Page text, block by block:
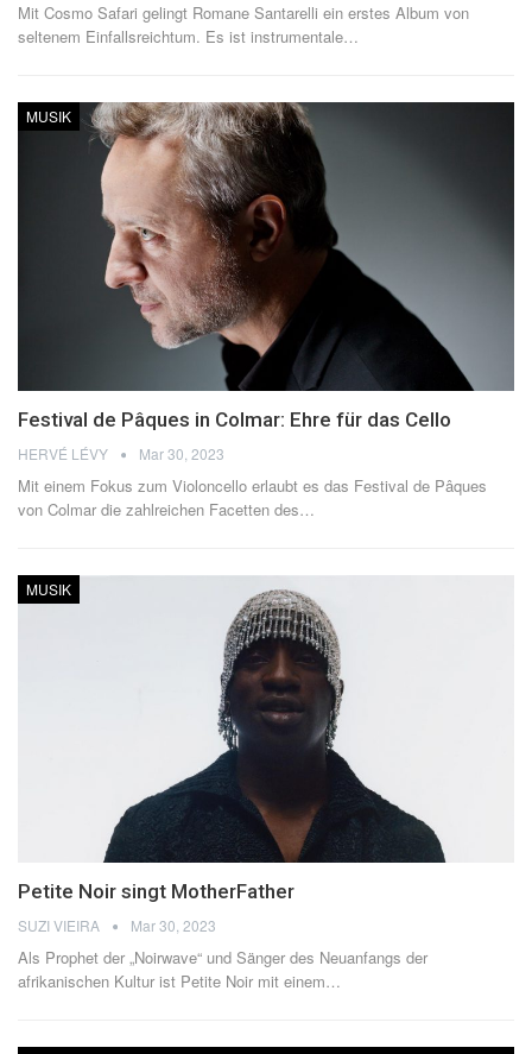
Mit Cosmo Safari gelingt Romane Santarelli ein erstes Album von
seltenem Einfallsreichtum. Es ist instrumentale…
MUSIK
Festival de Pâques in Colmar: Ehre für das Cello
HERVÉ LÉVY Mar 30, 2023
Mit einem Fokus zum Violoncello erlaubt es das Festival de Pâques
von Colmar die zahlreichen Facetten des…
MUSIK
Petite Noir singt MotherFather
SUZI VIEIRA Mar 30, 2023
Als Prophet der „Noirwave“ und Sänger des Neuanfangs der
afrikanischen Kultur ist Petite Noir mit einem…